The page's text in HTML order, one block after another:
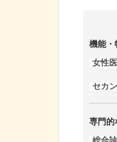
機能・
女性
セカ
専門的